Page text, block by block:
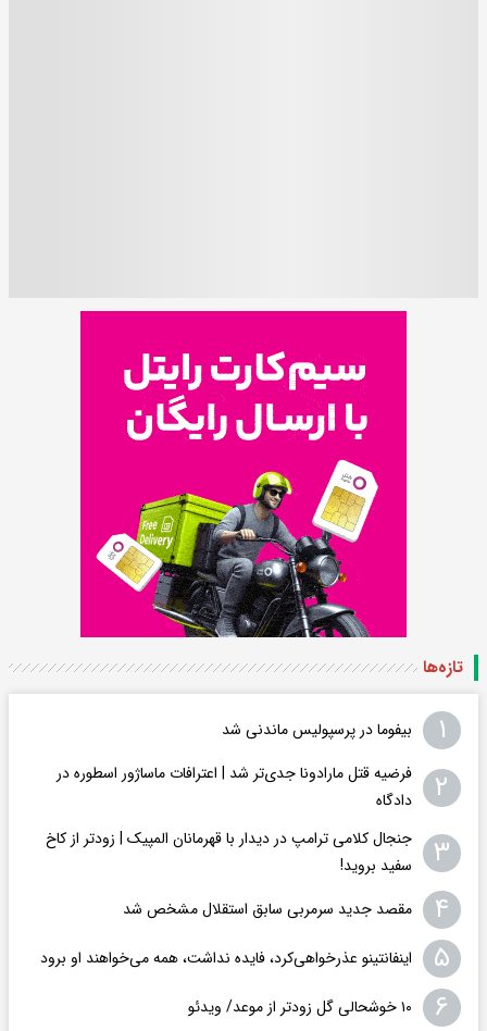
تازه‌ها
۱ بیفوما در پرسپولیس ماندنی شد
۲
فرضیه قتل مارادونا جدی‌تر شد | اعترافات ماساژور اسطوره در
دادگاه
۳
جنجال کلامی ترامپ در دیدار با قهرمانان المپیک | زودتر از کاخ
سفید بروید!
۴ مقصد جدید سرمربی سابق استقلال مشخص شد
۵ اینفانتینو عذرخواهی‌کرد، فایده نداشت، همه می‌خواهند او برود
۶ ۱۰ خوشحالی گل زودتر از موعد/ ویدئو